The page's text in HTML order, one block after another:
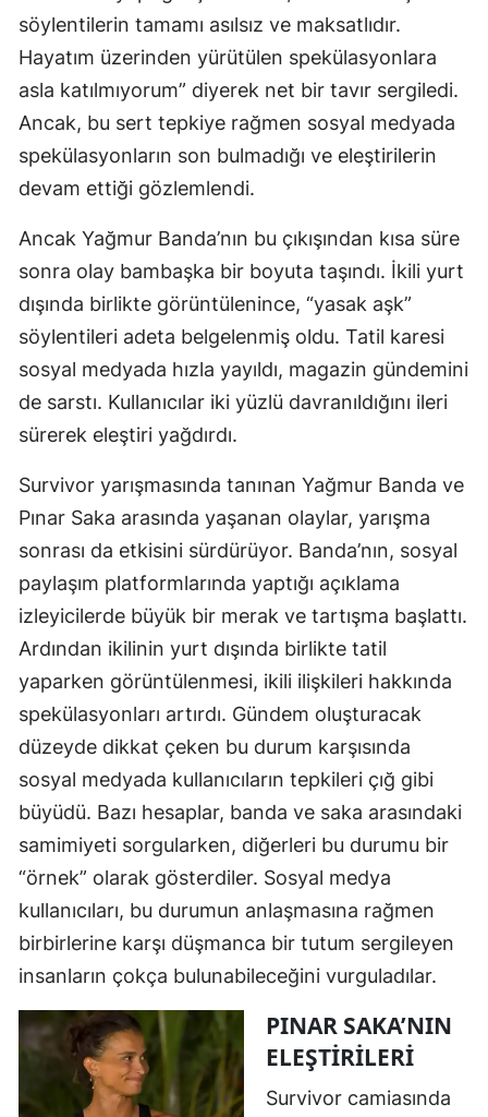
söylentilerin tamamı asılsız ve maksatlıdır.
Hayatım üzerinden yürütülen spekülasyonlara
asla katılmıyorum” diyerek net bir tavır sergiledi.
Ancak, bu sert tepkiye rağmen sosyal medyada
spekülasyonların son bulmadığı ve eleştirilerin
devam ettiği gözlemlendi.
Ancak Yağmur Banda’nın bu çıkışından kısa süre
sonra olay bambaşka bir boyuta taşındı. İkili yurt
dışında birlikte görüntülenince, “yasak aşk”
söylentileri adeta belgelenmiş oldu. Tatil karesi
sosyal medyada hızla yayıldı, magazin gündemini
de sarstı. Kullanıcılar iki yüzlü davranıldığını ileri
sürerek eleştiri yağdırdı.
Survivor yarışmasında tanınan Yağmur Banda ve
Pınar Saka arasında yaşanan olaylar, yarışma
sonrası da etkisini sürdürüyor. Banda’nın, sosyal
paylaşım platformlarında yaptığı açıklama
izleyicilerde büyük bir merak ve tartışma başlattı.
Ardından ikilinin yurt dışında birlikte tatil
yaparken görüntülenmesi, ikili ilişkileri hakkında
spekülasyonları artırdı. Gündem oluşturacak
düzeyde dikkat çeken bu durum karşısında
sosyal medyada kullanıcıların tepkileri çığ gibi
büyüdü. Bazı hesaplar, banda ve saka arasındaki
samimiyeti sorgularken, diğerleri bu durumu bir
“örnek” olarak gösterdiler. Sosyal medya
kullanıcıları, bu durumun anlaşmasına rağmen
birbirlerine karşı düşmanca bir tutum sergileyen
insanların çokça bulunabileceğini vurguladılar.
PINAR SAKA’NIN
ELEŞTIRILERI
Survivor camiasında